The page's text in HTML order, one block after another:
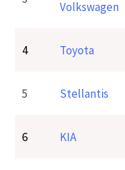
Volkswagen
4 Toyota
5 Stellantis
6 KIA